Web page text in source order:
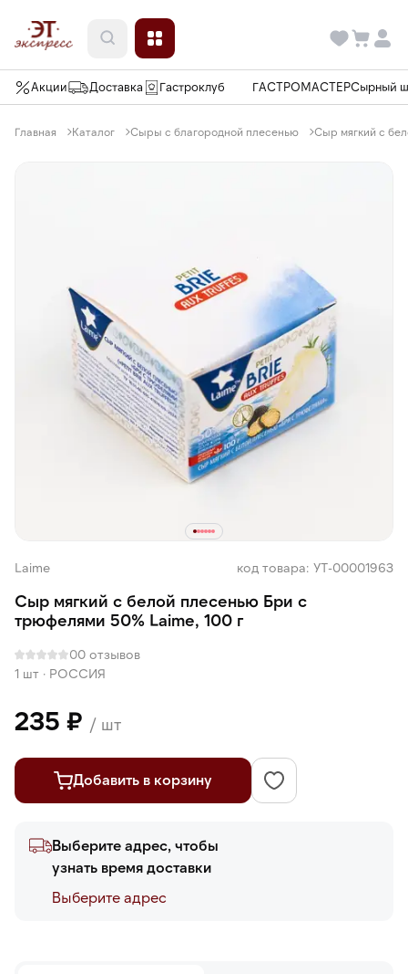
Акции Доставка Гастроклуб ГАСТРОМАСТЕРСырный
Главная Каталог Сыры с благородной плесенью Сыр мягкий с
Laime код товара: УТ-00001963
Сыр мягкий с белой плесенью Бри с
трюфелями 50% Laime, 100 г
00 отзывов
1 шт · РОССИЯ
235 ₽ / шт
Добавить в корзину
Выберите адрес, чтобы
узнать время доставки
Выберите адреc